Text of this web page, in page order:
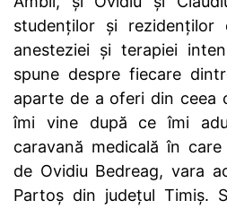
studenților și rezidenților
anesteziei și terapiei
spune despre fiecare
aparte de a oferi din ceea
îmi vine după ce îmi
caravană medicală în
de Ovidiu Bedreag, vara
Partoș din județul Timiș.